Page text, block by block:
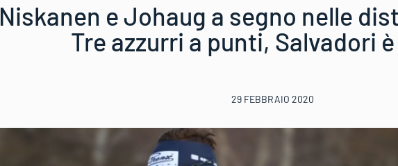
Niskanen e Johaug a segno nelle
Tre azzurri a punti, Salvadori è
29 FEBBRAIO 2020